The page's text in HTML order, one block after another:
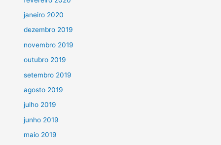
janeiro 2020
dezembro 2019
novembro 2019
outubro 2019
setembro 2019
agosto 2019
julho 2019
junho 2019
maio 2019